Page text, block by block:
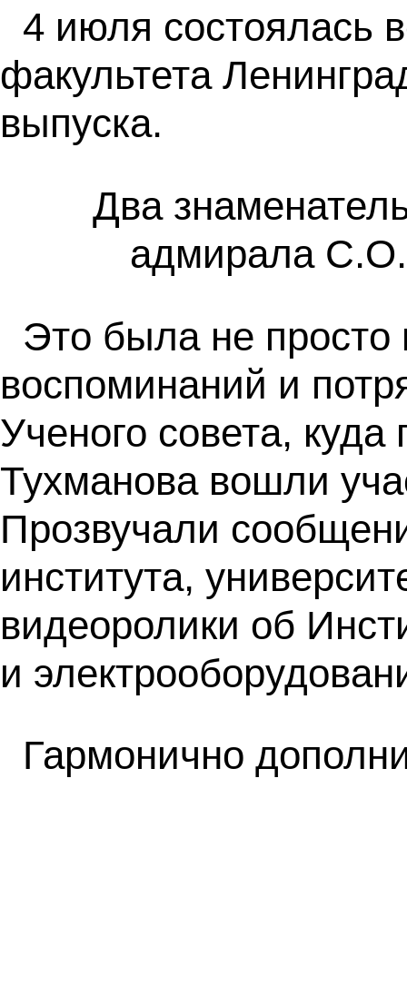
4 июля состоялась
факультета
выпуска.
Два
адмирала С.О.
Это была не просто
воспоминаний и
Ученого совета,
Тухманова вошли
Прозвучали
института,
видеоролики об
и
Гармонично